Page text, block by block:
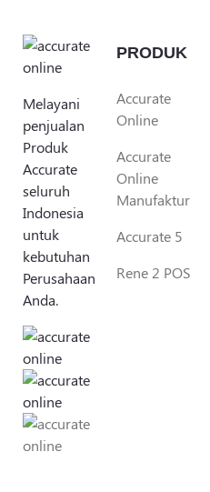
Melayani
penjualan
Produk
Accurate
seluruh
Indonesia
untuk
kebutuhan
Perusahaan
Anda.
PRODUK
Accurate
Online
Accurate
Online
Manufaktur
Accurate 5
Rene 2 POS